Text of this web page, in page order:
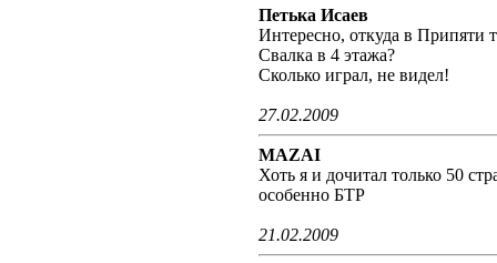
Петька Исаев
Интересно, откуда в Припяти
Свалка в 4 этажа?
Сколько играл, не видел!
27.02.2009
MAZAI
Хоть я и дочитал только 50
особенно БТР
21.02.2009